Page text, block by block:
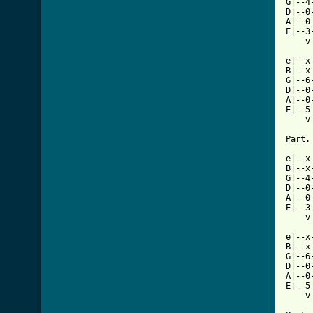
G|--
D|--
A|--
E|--
e|--
B|--
G|--
D|--
A|--
E|--
Part.
e|--
B|--
G|--
D|--
A|--
E|--
e|--
B|--
G|--
D|--
A|--
E|--